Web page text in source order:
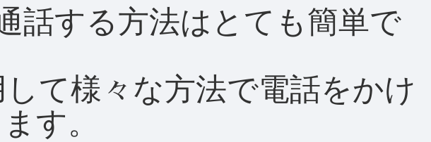
話する方法はとても簡単で
て様々な方法で電話をかけ
す。